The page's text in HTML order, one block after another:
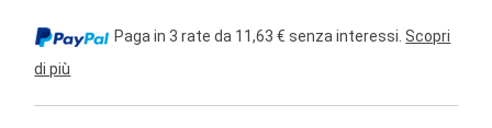
Paga in 3 rate da 11,63 € senza interessi.Scopri
di più